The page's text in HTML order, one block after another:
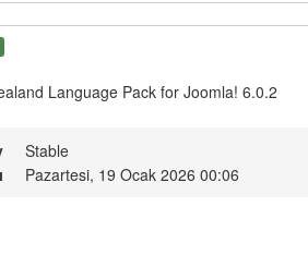
Language Pack for Joomla! 6.0.2
Stable
Pazartesi, 19 Ocak 2026 00:06